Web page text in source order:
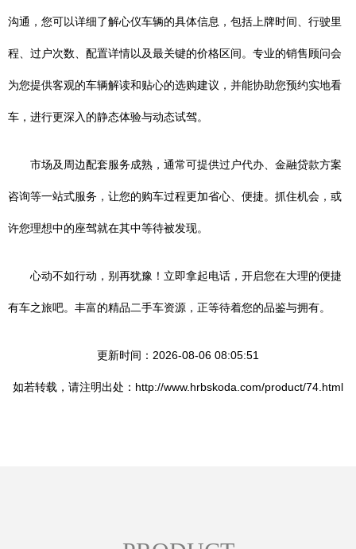
沟通，您可以详细了解心仪车辆的具体信息，包括上牌时间、行驶里
程、过户次数、配置详情以及最关键的价格区间。专业的销售顾问会
为您提供客观的车辆解读和贴心的选购建议，并能协助您预约实地看
车，进行更深入的静态体验与动态试驾。
市场及周边配套服务成熟，通常可提供过户代办、金融贷款方案
咨询等一站式服务，让您的购车过程更加省心、便捷。抓住机会，或
许您理想中的座驾就在其中等待被发现。
心动不如行动，别再犹豫！立即拿起电话，开启您在大理的便捷
有车之旅吧。丰富的精品二手车资源，正等待着您的品鉴与拥有。
更新时间：2026-08-06 08:05:51
如若转载，请注明出处：http://www.hrbskoda.com/product/74.html